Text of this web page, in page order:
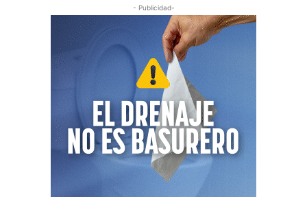
- Publicidad-